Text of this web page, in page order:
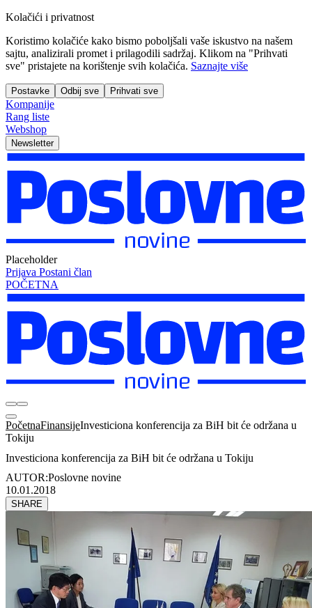
Kolačići i privatnost
Koristimo kolačiće kako bismo poboljšali vaše iskustvo na našem
sajtu, analizirali promet i prilagodili sadržaj. Klikom na "Prihvati
sve" pristajete na korištenje svih kolačića. Saznajte više
Postavke Odbij sve Prihvati sve
Kompanije
Rang liste
Webshop
Newsletter
Placeholder
Prijava Postani član
POČETNA
PočetnaFinansijeInvesticiona konferencija za BiH bit će održana u
Tokiju
Investiciona konferencija za BiH bit će održana u Tokiju
AUTOR:Poslovne novine
10.01.2018
SHARE